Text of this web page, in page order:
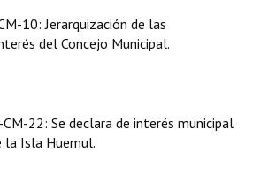
Letrada
10: Jerarquización de las
del Concejo Municipal.
22: Se declara de interés municipal
la Isla Huemul.